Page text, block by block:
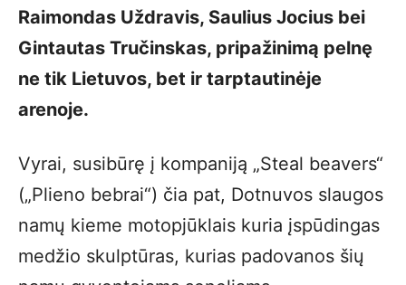
Raimondas Uždravis, Saulius Jocius bei
Gintautas Tručinskas, pripažinimą pelnę
ne tik Lietuvos, bet ir tarptautinėje
arenoje.
Vyrai, susibūrę į kompaniją „Steal beavers“
(„Plieno bebrai“) čia pat, Dotnuvos slaugos
namų kieme motopjūklais kuria įspūdingas
medžio skulptūras, kurias padovanos šių